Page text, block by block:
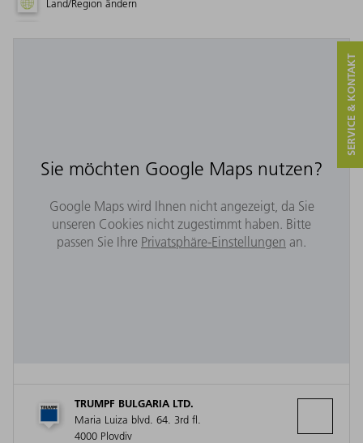
Land/Region ändern
Sie möchten Google Maps nutzen?
Google Maps wird Ihnen nicht angezeigt, da Sie
unseren Cookies nicht zugestimmt haben. Bitte
passen Sie Ihre Privatsphäre-Einstellungen an.
TRUMPF BULGARIA LTD.
Maria Luiza blvd. 64. 3rd fl.
4000 Plovdiv
SERVICE & KONTAKT